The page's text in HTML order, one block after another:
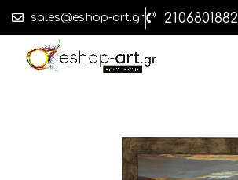
sales@eshop-art.gr 2106801882